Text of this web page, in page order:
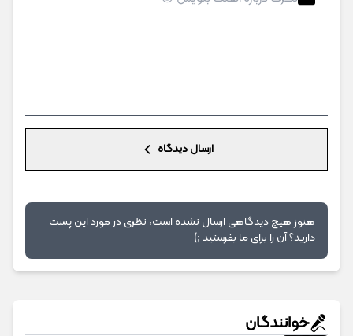
ارسال دیدگاه
هنوز هیچ دیدگاهی ارسال نشده است، نظری در مورد این پست
دارید؟ آن را برای ما بفرستید ;)
خوانندگان